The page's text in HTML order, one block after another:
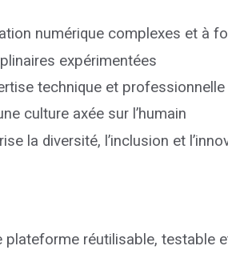
numérique complexes et à
expérimentées
technique et professionnelle
culture axée sur l’humain
la diversité, l’inclusion et
plateforme réutilisable, testable